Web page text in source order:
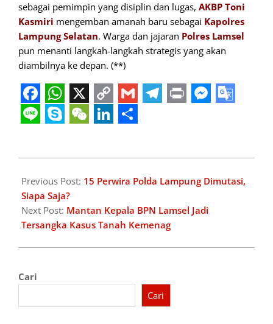
sebagai pemimpin yang disiplin dan lugas, AKBP Toni
Kasmiri mengemban amanah baru sebagai Kapolres
Lampung Selatan. Warga dan jajaran Polres Lamsel
pun menanti langkah-langkah strategis yang akan
diambilnya ke depan. (**)
Facebook
WhatsApp
X Copy
Link
Gmail
06-
25
Previous Post: 15 Perwira Polda Lampung Dimutasi,
Siapa Saja?
Next Post: Mantan Kepala BPN Lamsel Jadi
Tersangka Kasus Tanah Kemenag
Cari
Cari